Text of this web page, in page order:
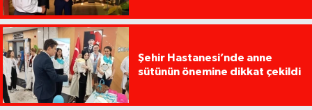
Şehir Hastanesi’nde anne
sütünün önemine dikkat çekildi